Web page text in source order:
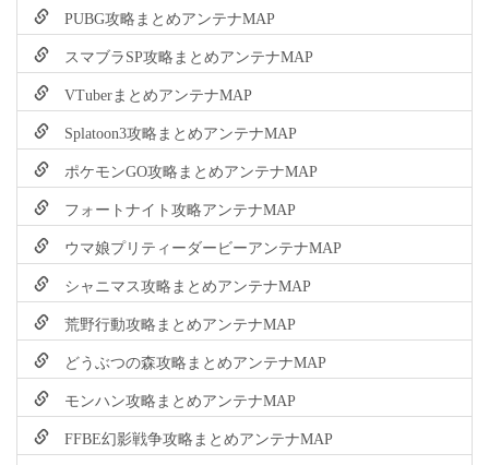
PUBG攻略まとめアンテナMAP
スマブラSP攻略まとめアンテナMAP
VTuberまとめアンテナMAP
Splatoon3攻略まとめアンテナMAP
ポケモンGO攻略まとめアンテナMAP
フォートナイト攻略アンテナMAP
ウマ娘プリティーダービーアンテナMAP
シャニマス攻略まとめアンテナMAP
荒野行動攻略まとめアンテナMAP
どうぶつの森攻略まとめアンテナMAP
モンハン攻略まとめアンテナMAP
FFBE幻影戦争攻略まとめアンテナMAP